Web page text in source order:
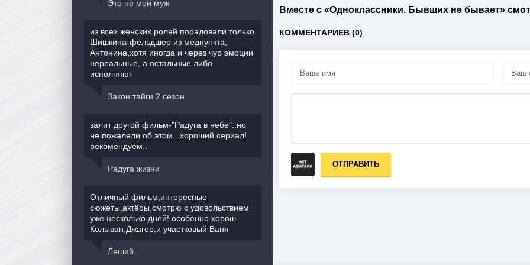
Вместе с «Одноклассники. Бывших не бывает»
КОММЕНТАРИЕВ (0)
ОТПРАВИТЬ
Это не мой муж
из всех женских ролей порадовали только
Шишкина-фельдшер из медпункта,
Антонина,хотя иногда и через чур эмоции
нереальные, а остальные либо
исполняют
Закон тайги 2 сезон
залит другой фильм-"Радуга в небе"..но
не пожалели об этом...хороший сериал!
рекомендуем..
Радуга жизни
Отличный фильм,интересные
сюжеты,актёры,смотрю с удовольствием
уже несколько дней! особенно хорош
Колыван,Джагер,и участковый Ваня
Леший